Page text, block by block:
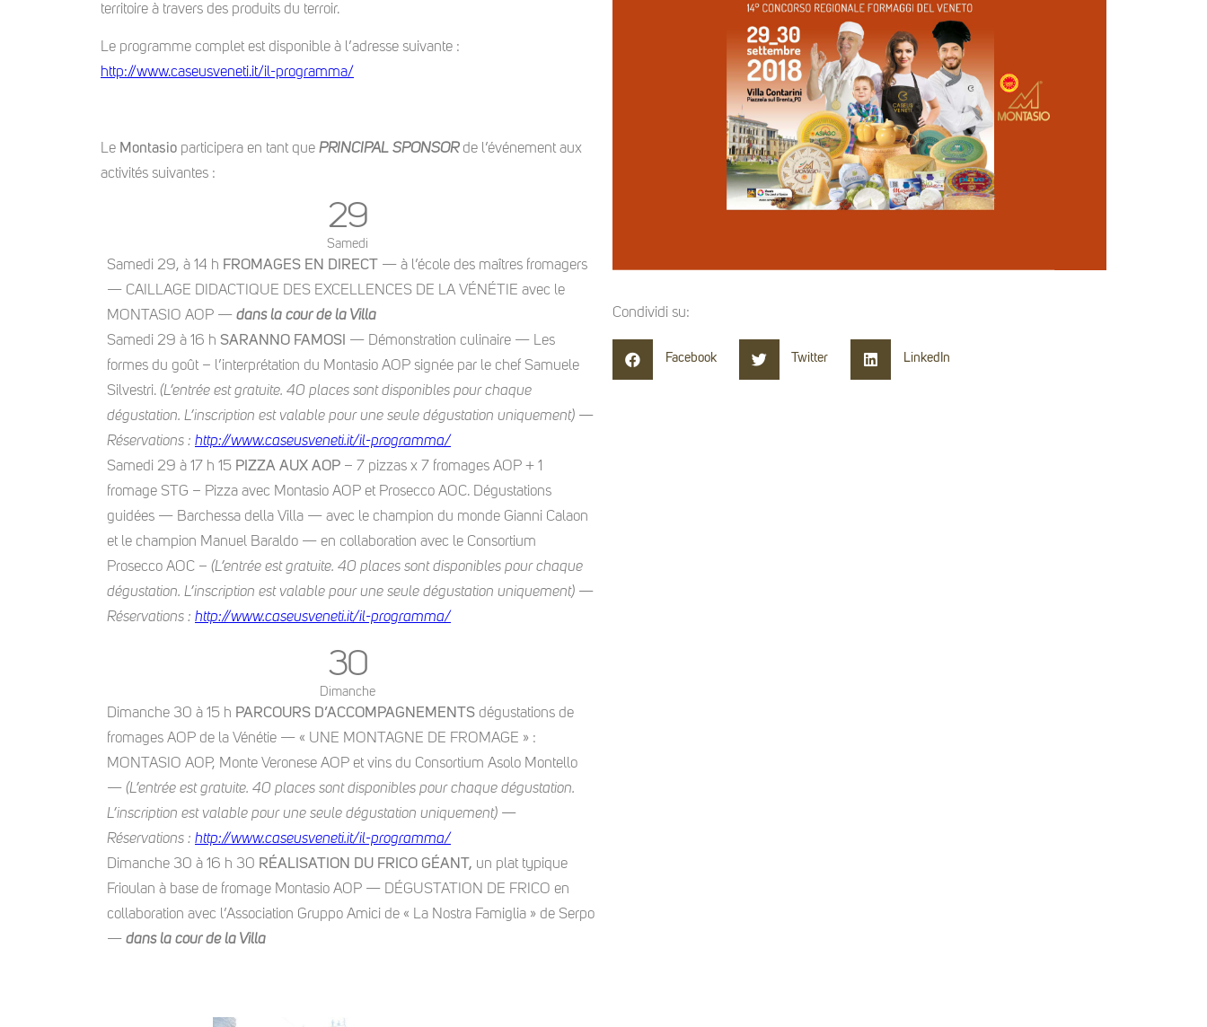
territoire à travers des produits du terroir.
Le programme complet est disponible à l’adresse suivante :
http://www.caseusveneti.it/il-programma/
Le Montasio participera en tant que PRINCIPAL SPONSORde l’événement aux
activités suivantes :
29
Samedi
Samedi 29, à 14 h FROMAGES EN DIRECT — à l’école des maîtres fromagers
— CAILLAGE DIDACTIQUE DES EXCELLENCES DE LA VÉNÉTIE avec le
MONTASIO AOP — dans la cour de la Villa
Samedi 29 à 16 h SARANNO FAMOSI — Démonstration culinaire — Les
formes du goût – l’interprétation du Montasio AOP signée par le chef Samuele
Silvestri. (L’entrée est gratuite. 40 places sont disponibles pour chaque
dégustation. L’inscription est valable pour une seule dégustation uniquement) —
Réservations : http://www.caseusveneti.it/il-programma/
Samedi 29 à 17 h 15 PIZZA AUX AOP – 7 pizzas x 7 fromages AOP + 1
fromage STG – Pizza avec Montasio AOP et Prosecco AOC. Dégustations
guidées — Barchessa della Villa — avec le champion du monde Gianni Calaon
et le champion Manuel Baraldo — en collaboration avec le Consortium
Prosecco AOC – (L’entrée est gratuite. 40 places sont disponibles pour chaque
dégustation. L’inscription est valable pour une seule dégustation uniquement) —
Réservations : http://www.caseusveneti.it/il-programma/
30
Dimanche
Dimanche 30 à 15 h PARCOURS D’ACCOMPAGNEMENTS dégustations de
fromages AOP de la Vénétie — « UNE MONTAGNE DE FROMAGE » :
MONTASIO AOP, Monte Veronese AOP et vins du Consortium Asolo Montello
— (L’entrée est gratuite. 40 places sont disponibles pour chaque dégustation.
L’inscription est valable pour une seule dégustation uniquement) —
Réservations : http://www.caseusveneti.it/il-programma/
Dimanche 30 à 16 h 30 RÉALISATION DU FRICO GÉANT, un plat typique
Frioulan à base de fromage Montasio AOP — DÉGUSTATION DE FRICO en
collaboration avec l’Association Gruppo Amici de « La Nostra Famiglia » de Serpo
— dans la cour de la Villa
Condividi su:
Facebook Twitter LinkedIn